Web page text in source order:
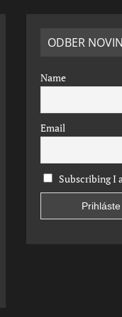
ODBER
Name
Email
Subscribing I